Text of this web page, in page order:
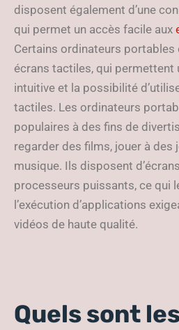
disposent également d’une
qui permet un accès facile aux
Certains ordinateurs portables
écrans tactiles, qui permettent
intuitive et la possibilité
tactiles. Les ordinateurs
populaires à des fins de
regarder des films, jouer à des
musique. Ils disposent
processeurs puissants, ce qui
l’exécution d’applications
vidéos de haute qualité.
Quels sont